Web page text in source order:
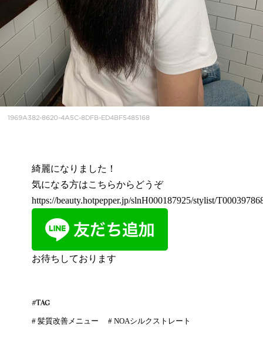
1969A382-8620-4A5C-8DFB-ED4BF5485168
綺麗になりました！
気になる方はこちらからどうぞ
https://beauty.hotpepper.jp/slnH000187925/stylist/
お待ちしております
#TAG
# 髪質改善メニュー #NOAシルクストレート